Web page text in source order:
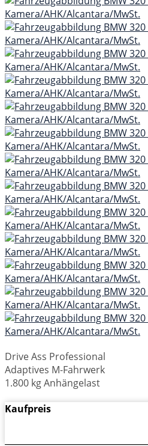
Drive Ass Professional
Adaptives M-Fahrwerk
1.800 kg Anhängelast
Kaufpreis